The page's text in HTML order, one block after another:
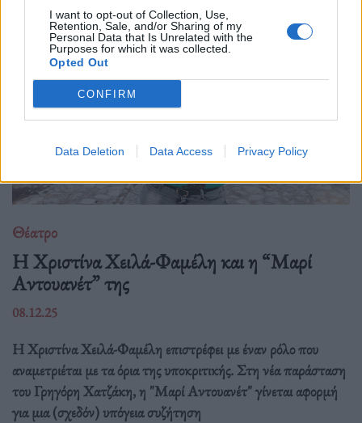
I want to opt-out of Collection, Use,
Retention, Sale, and/or Sharing of my
Personal Data that Is Unrelated with the
Purposes for which it was collected.
Opted Out
CONFIRM
Data Deletion Data Access Privacy Policy
Θέατρο
Η Χριστίνα Χειλά-Φαμέλη και η “Μαρί
Αντουανέτ” της
08.12.25
Η Χριστίνα Χειλά-Φαμέλη επιστρέφει με έναν ρόλο που
αναμετριέται με τα όρια της υποκριτικής. Στη νέα παράσταση
του Γρηγόρη Χατζάκη, η "Μαρί Αντουανέτ" γίνεται αφορμή
για μια (σχεδόν) υπόγεια συζήτηση